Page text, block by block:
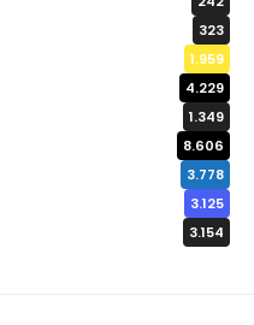
323
1.959
4.229
1.349
8.606
3.778
3.125
3.154